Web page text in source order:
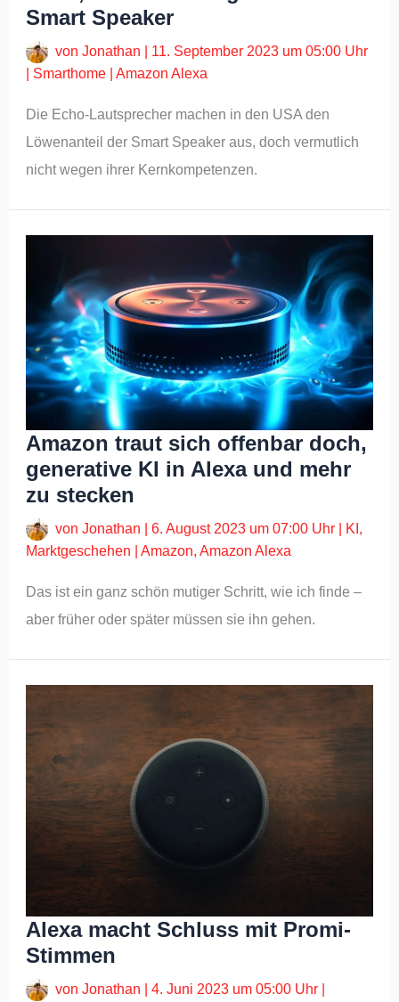
Smart Speaker
vonJonathan
11. September 2023 um 05:00 Uhr
Smarthome |Amazon Alexa
Die Echo-Lautsprecher machen in den USA den
Löwenanteil der Smart Speaker aus, doch vermutlich
nicht wegen ihrer Kernkompetenzen.
Amazon traut sich offenbar doch,
generative KI in Alexa und mehr
zu stecken
vonJonathan |6. August 2023 um 07:00 Uhr KI ,
Marktgeschehen |Amazon,Amazon Alexa
Das ist ein ganz schön mutiger Schritt, wie ich finde –
aber früher oder später müssen sie ihn gehen.
Alexa macht Schluss mit Promi-
Stimmen
vonJonathan |4. Juni 2023 um 05:00 Uhr